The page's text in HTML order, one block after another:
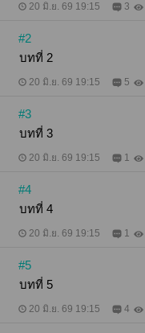
20 มิ.ย. 69 19:15 3
#2
บทที่ 2
20 มิ.ย. 69 19:15 5
#3
บทที่ 3
20 มิ.ย. 69 19:15 1
#4
บทที่ 4
20 มิ.ย. 69 19:15 1
#5
บทที่ 5
20 มิ.ย. 69 19:15 4